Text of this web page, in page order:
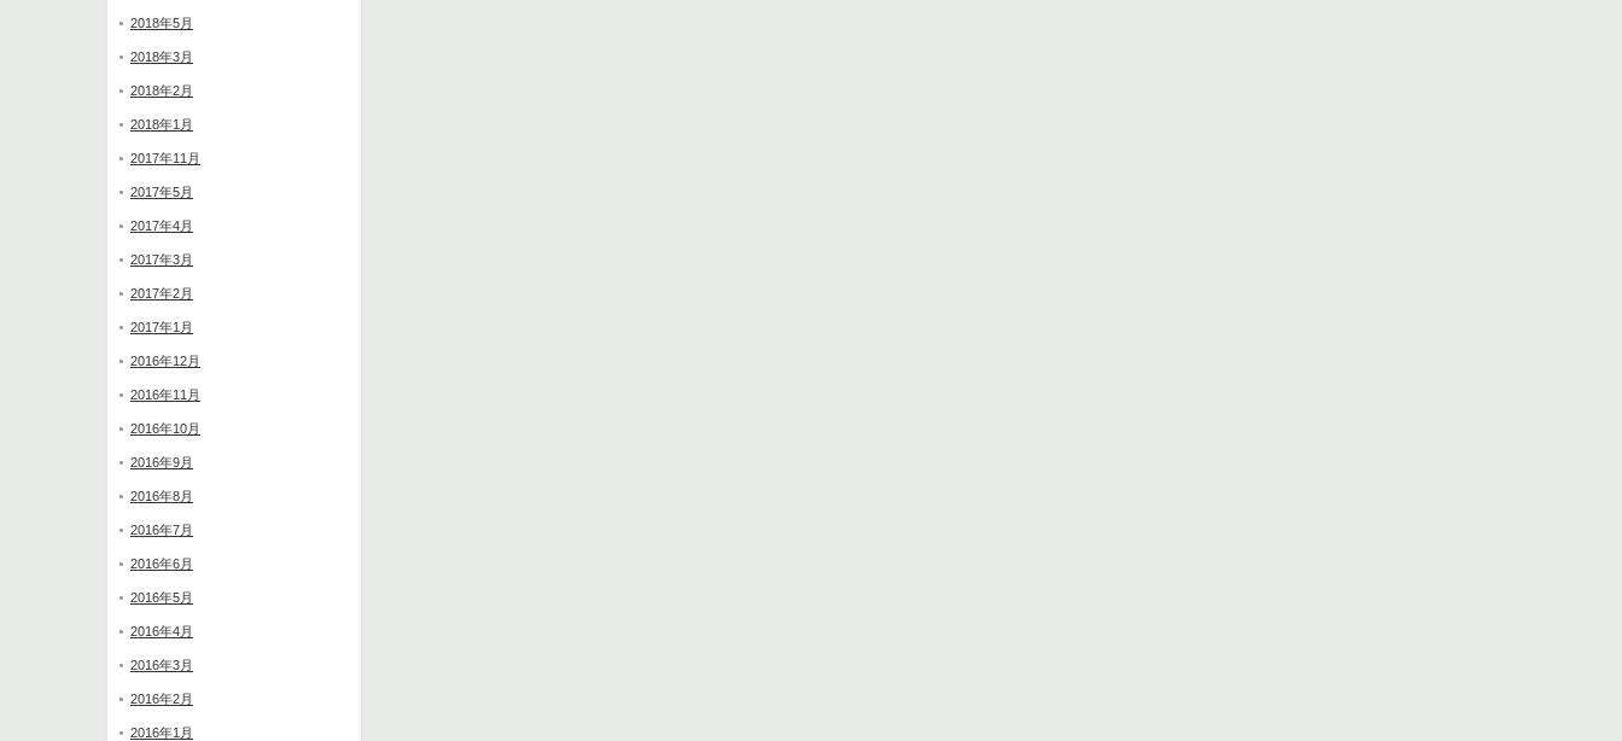
2018年5月
2018年3月
2018年2月
2018年1月
2017年11月
2017年5月
2017年4月
2017年3月
2017年2月
2017年1月
2016年12月
2016年11月
2016年10月
2016年9月
2016年8月
2016年7月
2016年6月
2016年5月
2016年4月
2016年3月
2016年2月
2016年1月